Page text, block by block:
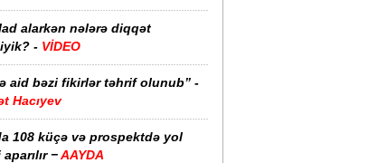
alarkən nələrə diqqət
- VİDEO
aid bəzi fikirlər təhrif olunub” -
Hacıyev
108 küçə və prospektdə yol
−AAYDA